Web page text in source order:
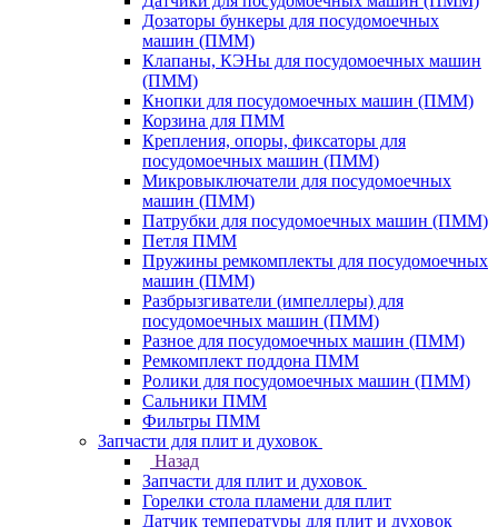
Дозаторы бункеры для посудомоечных
машин (ПММ)
Клапаны, КЭНы для посудомоечных машин
(ПММ)
Кнопки для посудомоечных машин (ПММ)
Корзина для ПММ
Крепления, опоры, фиксаторы для
посудомоечных машин (ПММ)
Микровыключатели для посудомоечных
машин (ПММ)
Патрубки для посудомоечных машин (ПММ)
Петля ПММ
Пружины ремкомплекты для посудомоечных
машин (ПММ)
Разбрызгиватели (импеллеры) для
посудомоечных машин (ПММ)
Разное для посудомоечных машин (ПММ)
Ремкомплект поддона ПММ
Ролики для посудомоечных машин (ПММ)
Сальники ПММ
Фильтры ПММ
Запчасти для плит и духовок
Назад
Запчасти для плит и духовок
Горелки стола пламени для плит
Датчик температуры для плит и духовок